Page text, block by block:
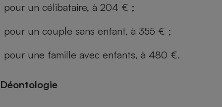
pour un célibataire, à 204 € ;
pour un couple sans enfant, à 355 € ;
pour une famille avec enfants, à 480 €.
Déontologie